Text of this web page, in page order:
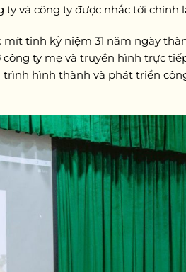
và công ty được nhắc tới chính
tinh kỷ niệm 31 năm ngày
ty mẹ và truyền hình trực
hình thành và phát triển